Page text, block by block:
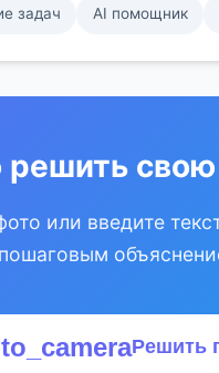
задач AI помощник
свою
или введите
пошаговым
Решить